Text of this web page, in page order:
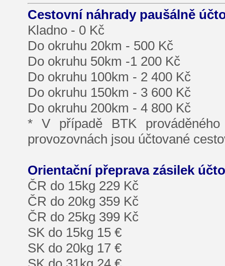
Cestovní náhrady paušálně
Kladno - 0 Kč
Do okruhu 20km - 500 Kč
Do okruhu 50km -1 200 Kč
Do okruhu 100km - 2 400 Kč
Do okruhu 150km - 3 600 Kč
Do okruhu 200km - 4 800 Kč
* V případě BTK
provozovnách jsou účtované
Orientační přeprava zásilek
ČR do 15kg 229 Kč
ČR do 20kg 359 Kč
ČR do 25kg 399 Kč
SK do 15kg 15 €
SK do 20kg 17 €